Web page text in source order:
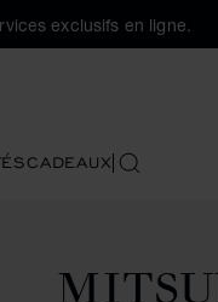
exclusifs en ligne.
CADEAUX